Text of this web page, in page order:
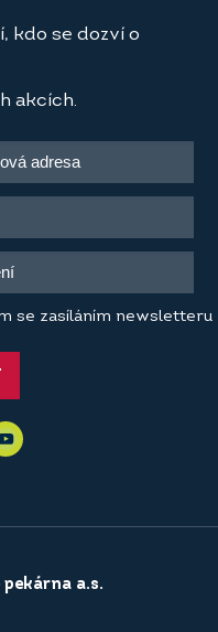
kdo se dozví o
akcích.
se zasíláním newsletteru
pekárna a.s.